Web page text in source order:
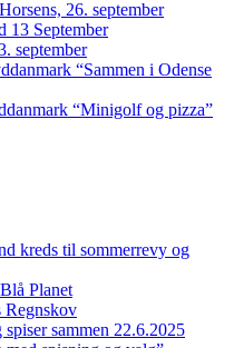
26. september
13 September
september
“Sammen i Odense
“Minigolf og pizza”
kreds til sommerrevy og
Planet
Regnskov
sammen 22.6.2025